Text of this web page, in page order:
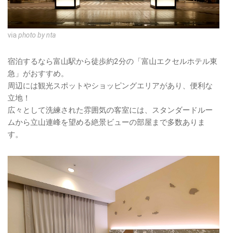
via photo by nta
宿泊するなら富山駅から徒歩約2分の「富山エクセルホテル東
急」がおすすめ。
周辺には観光スポットやショッピングエリアがあり、便利な
立地！
広々として洗練された雰囲気の客室には、スタンダードルー
ムから立山連峰を望める絶景ビューの部屋まで多数ありま
す。